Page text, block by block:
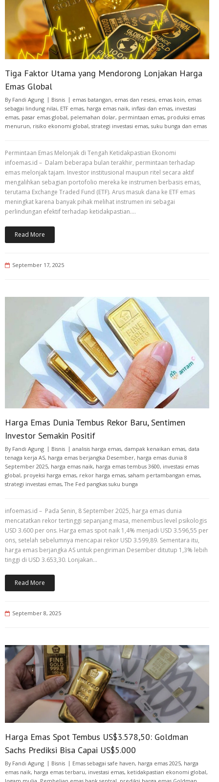
Tiga Faktor Utama yang Mendorong Lonjakan Harga
Emas Global
By Fandi Agung Bisnis emas batangan, emas dan resesi, emas koin, emas
sebagai lindung nilai, ETF emas, harga emas naik, inflasi dan emas, investasi
emas, pasar emas global, pelemahan dolar, permintaan emas, produksi emas
menurun, risiko ekonomi global, strategi investasi emas, suku bunga dan emas
Permintaan Emas Melonjak di Tengah Ketidakpastian Ekonomi
infoemas.id – Dalam beberapa bulan terakhir, permintaan terhadap
emas melonjak tajam. Investor institusional maupun ritel secara aktif
mengalihkan sebagian portofolio mereka ke instrumen berbasis emas,
terutama Exchange Traded Fund (ETF). Arus masuk dana ke ETF emas
meningkat karena banyak pihak melihat instrumen ini sebagai
perlindungan efektif terhadap ketidakpastian.…
Read More
September 17, 2025
Harga Emas Dunia Tembus Rekor Baru, Sentimen
Investor Semakin Positif
By Fandi Agung Bisnis analisis harga emas, dampak kenaikan emas, data
tenaga kerja AS, harga emas berjangka Desember, harga emas dunia 8
September 2025, harga emas naik, harga emas tembus 3600, investasi emas
global, proyeksi harga emas, rekor harga emas, saham pertambangan emas,
strategi investasi emas,The Fed pangkas suku bunga
infoemas.id – Pada Senin, 8 September 2025, harga emas dunia
mencatatkan rekor tertinggi sepanjang masa, menembus level psikologis
USD 3.600 per ons. Harga emas spot naik 1,4% menjadi USD 3.596,55 per
ons, setelah sebelumnya mencapai rekor USD 3.599,89. Sementara itu,
harga emas berjangka AS untuk pengiriman Desember ditutup 1,3% lebih
tinggi di USD 3.653,30. Lonjakan…
Read More
September 8, 2025
Harga Emas Spot Tembus US$3.578,50: Goldman
Sachs Prediksi Bisa Capai US$5.000
By Fandi Agung Bisnis Emas sebagai safe haven, harga emas 2025, harga
emas naik, harga emas terbaru, investasi emas, ketidakpastian ekonomi global,